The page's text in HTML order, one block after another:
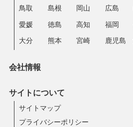
鳥取 島根 岡山 広島
愛媛 徳島 高知 福岡
大分 熊本 宮崎 鹿児島
会社情報
サイトについて
サイトマップ
プライバシーポリシー